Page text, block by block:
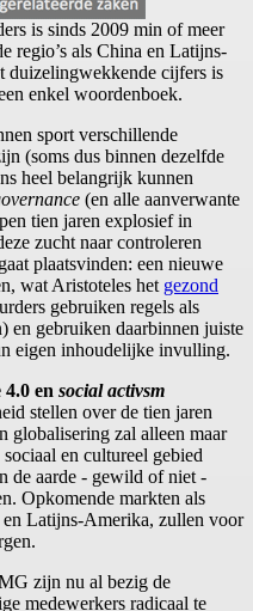
is sinds 2009 min of meer
regio’s als China en Latijns-
duizelingwekkende cijfers is
enkel woordenboek.
sport verschillende
(soms dus binnen dezelfde
heel belangrijk kunnen
(en alle aanverwante
tien jaren explosief in
zucht naar controleren
plaatsvinden: een nieuwe
wat Aristoteles het gezond
gebruiken regels als
en gebruiken daarbinnen juiste
eigen inhoudelijke invulling.
en social activsm
stellen over de tien jaren
globalisering zal alleen maar
en cultureel gebied
de aarde - gewild of niet -
Opkomende markten als
Latijns-Amerika, zullen voor
zijn nu al bezig de
medewerkers radicaal te